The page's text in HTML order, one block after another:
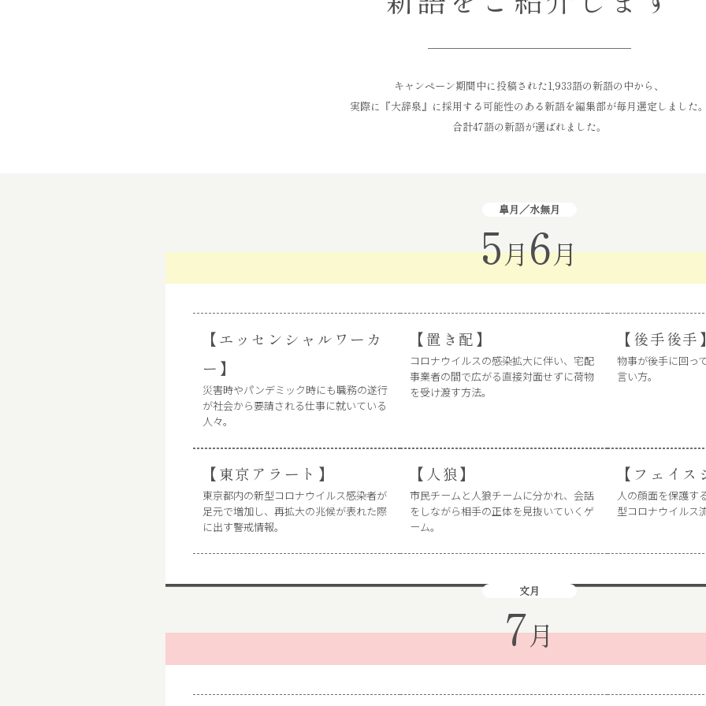
キャンペーン期間中に投稿された1,933語の新語の中から、
実際に『大辞泉』に採用する可能性のある新語を編集部が毎月選定しました
合計47語の新語が選ばれました。
皐月／水無月
5月6月
【エッセンシャルワーカ
ー】
災害時やパンデミック時にも職務の遂行
が社会から要請される仕事に就いている
人々。
【置き配】
コロナウイルスの感染拡大に伴い、宅配
事業者の間で広がる直接対面せずに荷物
を受け渡す方法。
【後手後手
物事が後手に回っ
言い方。
【東京アラート】
東京都内の新型コロナウイルス感染者が
足元で増加し、再拡大の兆候が表れた際
に出す警戒情報。
【人狼】
市民チームと人狼チームに分かれ、会話
をしながら相手の正体を見抜いていくゲ
ーム。
【フェイ
人の顔面を保護す
型コロナウイルス
文月
7月